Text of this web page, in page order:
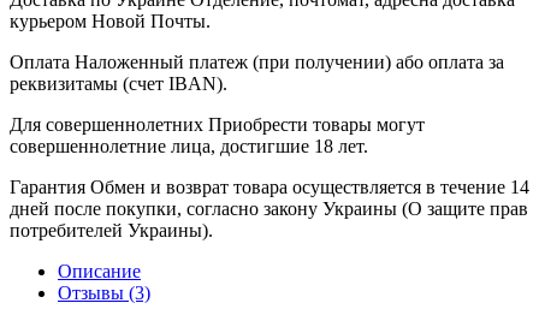
курьером Новой Почты.
Оплата Наложенный платеж (при получении) або оплата за
реквизитамы (счет IBAN).
Для совершеннолетних Приобрести товары могут
совершеннолетние лица, достигшие 18 лет.
Гарантия Обмен и возврат товара осуществляется в течение 14
дней после покупки, согласно закону Украины (О защите прав
потребителей Украины).
Описание
Отзывы (3)